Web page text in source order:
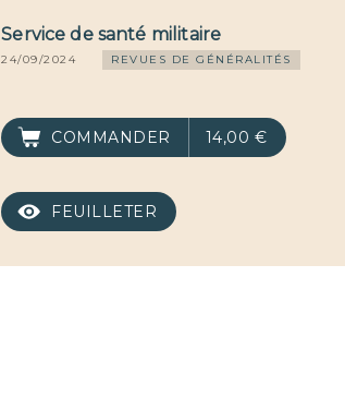
Service de santé militaire
24/09/2024 REVUES DE GÉNÉRALITÉS
COMMANDER 14,00 €
FEUILLETER